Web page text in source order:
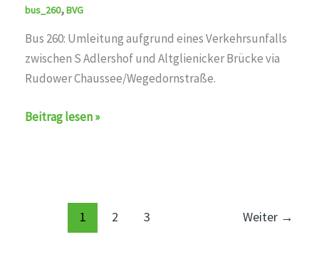
Samstag,
3
Uhr
bestreikt
den
bus_260,BVG
Bus 260: Umleitung aufgrund eines Verkehrsunfalls
zwischen S Adlershof und Altglienicker Brücke via
Rudower Chaussee/Wegedornstraße.
Umleitung
Beitrag lesen »
1 2 3 Weiter →